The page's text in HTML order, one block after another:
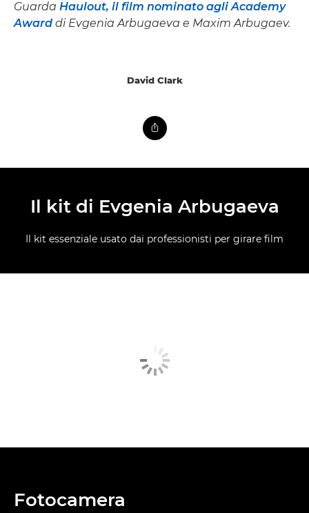
Guarda Haulout, il film nominato agli Academy
Award di Evgenia Arbugaeva e Maxim Arbugaev.
David Clark
Il kit di Evgenia Arbugaeva
Il kit essenziale usato dai professionisti per girare film
Fotocamera